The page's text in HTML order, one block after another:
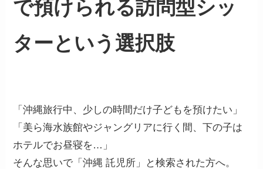
で預けられる訪問型シッ
ターという選択肢
「沖縄旅行中、少しの時間だけ子どもを預けたい」
「美ら海水族館やジャングリアに行く間、下の子は
ホテルでお昼寝を…」
そんな思いで「沖縄 託児所」と検索された方へ。